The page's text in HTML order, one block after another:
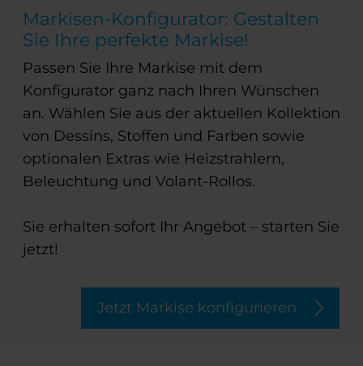
Markisen-Konfigurator: Gestalten
Sie Ihre perfekte Markise!
Passen Sie Ihre Markise mit dem
Konfigurator ganz nach Ihren Wünschen
an. Wählen Sie aus der aktuellen Kollektion
von Dessins, Stoffen und Farben sowie
optionalen Extras wie Heizstrahlern,
Beleuchtung und Volant-Rollos.
Sie erhalten sofort Ihr Angebot – starten Sie
jetzt!
Jetzt Markise konfigurieren